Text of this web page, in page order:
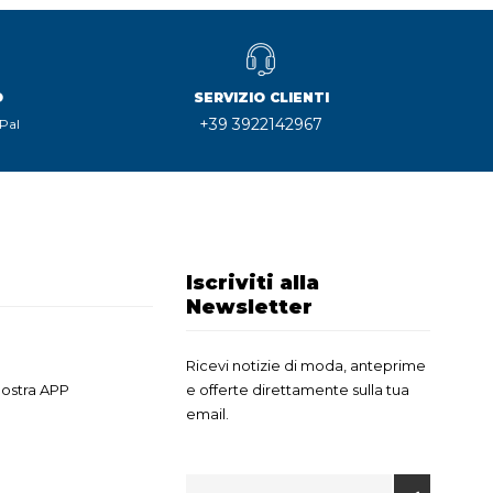
SERVIZIO CLIENTI
+39 3922142967
APP
Iscriviti alla
Newsletter
Ricevi notizie di moda, anteprime
e offerte direttamente sulla tua
email.